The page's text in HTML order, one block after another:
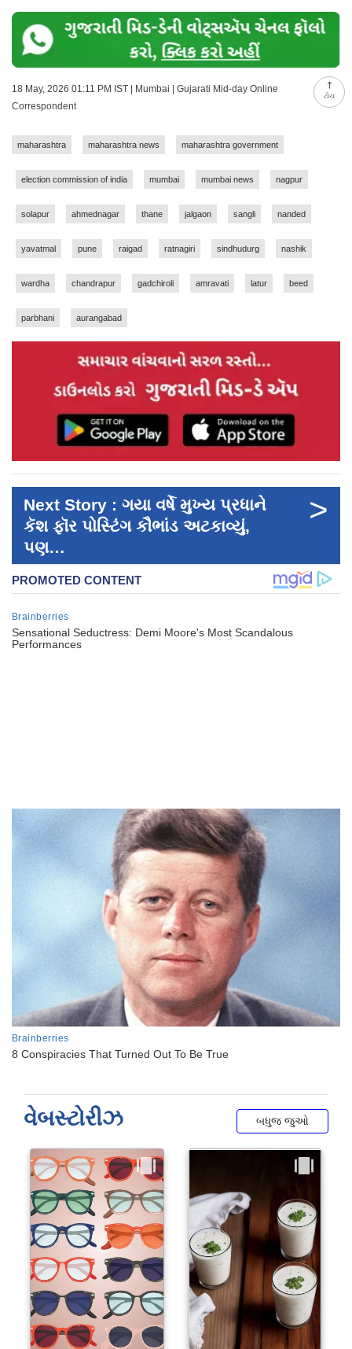
ટોચ
18 May, 2026 01:11 PM IST | Mumbai | Gujarati Mid-day Online
Correspondent
maharashtra maharashtra news maharashtra government
election commission of india mumbai mumbai news nagpur
solapur ahmednagar thane jalgaon sangli nanded
yavatmal pune raigad ratnagiri sindhudurg nashik
wardha chandrapur gadchiroli amravati latur beed
parbhani aurangabad
Next Story : ગયા વર્ષે મુખ્ય પ્રધાને
કૅશ ફૉર પોસ્ટિંગ કૌભાંડ અટકાવ્યું,
પણ…
>
વેબસ્ટોરીઝ બધુજ જુઓ